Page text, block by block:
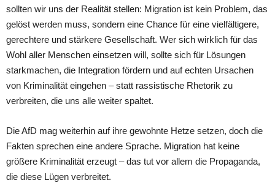
sollten wir uns der Realität stellen: Migration ist kein Problem, das
gelöst werden muss, sondern eine Chance für eine vielfältigere,
gerechtere und stärkere Gesellschaft. Wer sich wirklich für das
Wohl aller Menschen einsetzen will, sollte sich für Lösungen
starkmachen, die Integration fördern und auf echten Ursachen
von Kriminalität eingehen – statt rassistische Rhetorik zu
verbreiten, die uns alle weiter spaltet.
Die AfD mag weiterhin auf ihre gewohnte Hetze setzen, doch die
Fakten sprechen eine andere Sprache. Migration hat keine
größere Kriminalität erzeugt – das tut vor allem die Propaganda,
die diese Lügen verbreitet.